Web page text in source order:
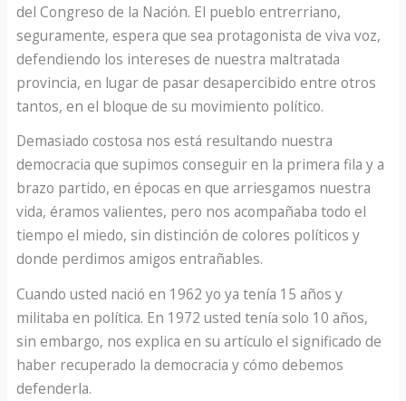
del Congreso de la Nación. El pueblo entrerriano,
seguramente, espera que sea protagonista de viva voz,
defendiendo los intereses de nuestra maltratada
provincia, en lugar de pasar desapercibido entre otros
tantos, en el bloque de su movimiento político.
Demasiado costosa nos está resultando nuestra
democracia que supimos conseguir en la primera fila y a
brazo partido, en épocas en que arriesgamos nuestra
vida, éramos valientes, pero nos acompañaba todo el
tiempo el miedo, sin distinción de colores políticos y
donde perdimos amigos entrañables.
Cuando usted nació en 1962 yo ya tenía 15 años y
militaba en política. En 1972 usted tenía solo 10 años,
sin embargo, nos explica en su artículo el significado de
haber recuperado la democracia y cómo debemos
defenderla.